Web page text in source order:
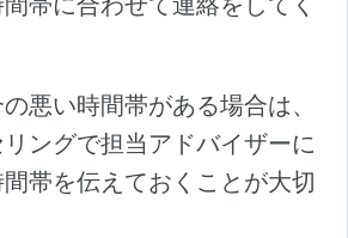
悪い時間帯がある場合は、
ングで担当アドバイザーに
帯を伝えておくことが大切